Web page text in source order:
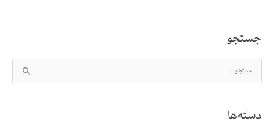
در
مورد
روانشناسی:
جستجو
س
ج
دسته‌ها